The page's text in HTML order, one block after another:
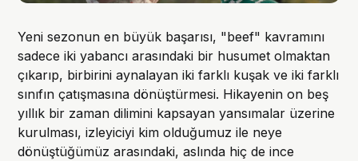
Yeni sezonun en büyük başarısı, "beef" kavramını
sadece iki yabancı arasındaki bir husumet olmaktan
çıkarıp, birbirini aynalayan iki farklı kuşak ve iki farklı
sınıfın çatışmasına dönüştürmesi. Hikayenin on beş
yıllık bir zaman dilimini kapsayan yansımalar üzerine
kurulması, izleyiciyi kim olduğumuz ile neye
dönüştüğümüz arasındaki, aslında hiç de ince